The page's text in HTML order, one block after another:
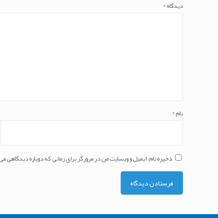
دیدگاه*
نام*
ذخیره نام، ایمیل و وبسایت من در مرورگر برای زمانی که دوباره دیدگاهی